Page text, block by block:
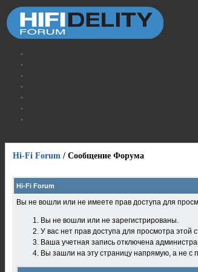
Hi-Fi Forum / Сообщение Форума
Hi-Fi Forum
Вы не вошли или не имеете прав доступа для
Вы не вошли или не зарегистрированы.
У вас нет прав доступа для просмотра
Ваша учетная запись отключена
Вы зашли на эту страницу напрямую, а не